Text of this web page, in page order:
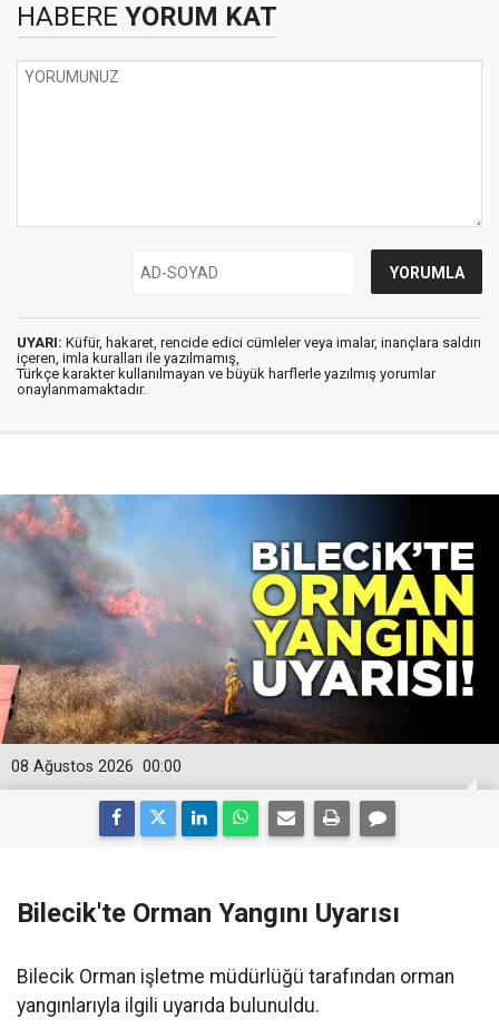
HABERE YORUM KAT
UYARI: Küfür, hakaret, rencide edici cümleler veya imalar, inançlara saldırı
içeren, imla kuralları ile yazılmamış,
Türkçe karakter kullanılmayan ve büyük harflerle yazılmış yorumlar
onaylanmamaktadır.
00:00
08 Ağustos 2026
Bilecik'te Orman Yangını Uyarısı
Bilecik Orman işletme müdürlüğü tarafından orman
yangınlarıyla ilgili uyarıda bulunuldu.